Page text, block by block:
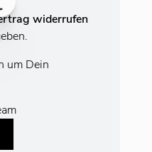
widerrufen
um Dein